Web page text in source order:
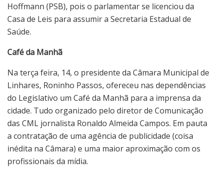
Hoffmann (PSB), pois o parlamentar se licenciou da
Casa de Leis para assumir a Secretaria Estadual de
Saúde.
Café da Manhã
Na terça feira, 14, o presidente da Câmara Municipal de
Linhares, Roninho Passos, ofereceu nas dependências
do Legislativo um Café da Manhã para a imprensa da
cidade. Tudo organizado pelo diretor de Comunicação
das CML jornalista Ronaldo Almeida Campos. Em pauta
a contratação de uma agência de publicidade (coisa
inédita na Câmara) e uma maior aproximação com os
profissionais da mídia.